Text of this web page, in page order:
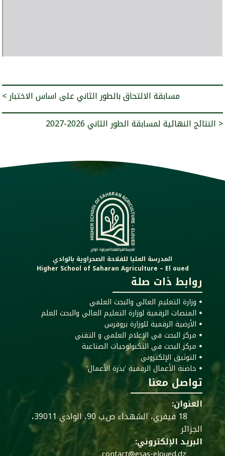
< مسابقة الالتحاق بالطور الثاني على اساس الاختبار
النتائج النهائية لمسابقة الطور الثاني 2026-2027 >
المدرسة العليا للفلاحة الصحراوية بالوادي
Higher School of Saharan Agriculture – El oued
روابط ذات صلة
ꔷ وزارة التعليم العالي والبحث العلمي
ꔷ المنصات الرقمية لوزارة التعليم العالي والبحث العلم
ꔷ الأرضية الرقمية للوزارة بروقرس
ꔷ مركز البحث في الإعلام العلمي و التقني
ꔷ مركز البحث في التكنولوجيات الصناعية
ꔷ التوثيق الإلكتروني
ꔷ حاضنة الأعمال الرقمية 'بذرة الأعمال'
تواصل معنا
العنوان:
18 فيفري، الشهداء ص.ب 90، الوادي 39011،
الجزائر
البريد الإلكتروني: